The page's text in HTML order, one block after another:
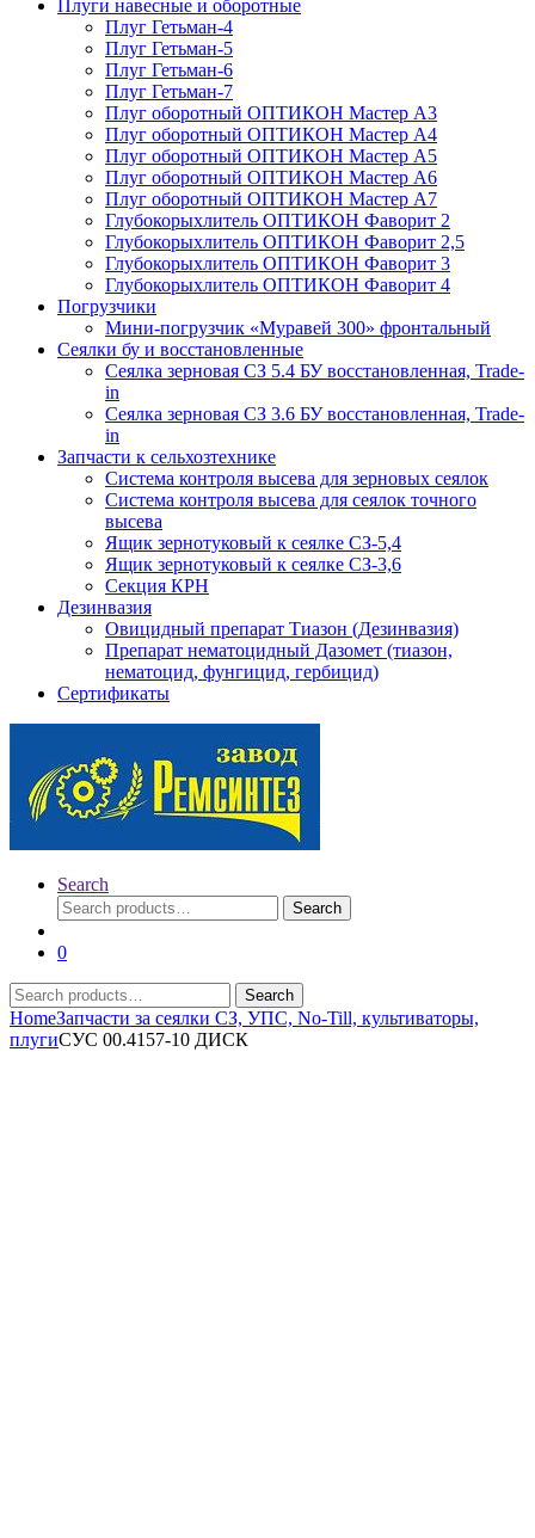
Плуги навесные и оборотные
Плуг Гетьман-4
Плуг Гетьман-5
Плуг Гетьман-6
Плуг Гетьман-7
Плуг оборотный ОПТИКОН Мастер А3
Плуг оборотный ОПТИКОН Мастер А4
Плуг оборотный ОПТИКОН Мастер А5
Плуг оборотный ОПТИКОН Мастер А6
Плуг оборотный ОПТИКОН Мастер А7
Глубокорыхлитель ОПТИКОН Фаворит 2
Глубокорыхлитель ОПТИКОН Фаворит 2,5
Глубокорыхлитель ОПТИКОН Фаворит 3
Глубокорыхлитель ОПТИКОН Фаворит 4
Погрузчики
Мини-погрузчик «Муравей 300» фронтальный
Сеялки бу и восстановленные
Сеялка зерновая СЗ 5.4 БУ восстановленная, Trade-
in
Сеялка зерновая СЗ 3.6 БУ восстановленная, Trade-
in
Запчасти к сельхозтехнике
Система контроля высева для зерновых сеялок
Система контроля высева для сеялок точного
высева
Ящик зернотуковый к сеялке СЗ-5,4
Ящик зернотуковый к сеялке СЗ-3,6
Секция КРН
Дезинвазия
Овицидный препарат Тиазон (Дезинвазия)
Препарат нематоцидный Дазомет (тиазон,
нематоцид, фунгицид, гербицид)
Сертификаты
Search
Search
for:
Search
0
Search
for:
Search
HomeЗапчасти за сеялки СЗ, УПС, No-Till, культиваторы,
плугиСУС 00.4157-10 ДИСК